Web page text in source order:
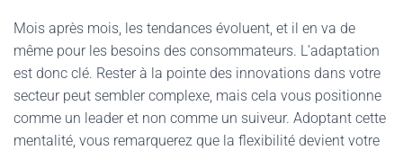
Mois après mois, les tendances évoluent, et il en va de
même pour les besoins des consommateurs. L’adaptation
est donc clé. Rester à la pointe des innovations dans votre
secteur peut sembler complexe, mais cela vous positionne
comme un leader et non comme un suiveur. Adoptant cette
mentalité, vous remarquerez que la flexibilité devient votre